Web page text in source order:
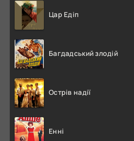
Цар Едіп
Багдадський злодій
Острів надії
Енні